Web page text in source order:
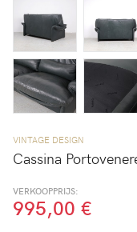
VINTAGE DESIGN
Cassina
VERKOOPPRIJS:
995,00 €